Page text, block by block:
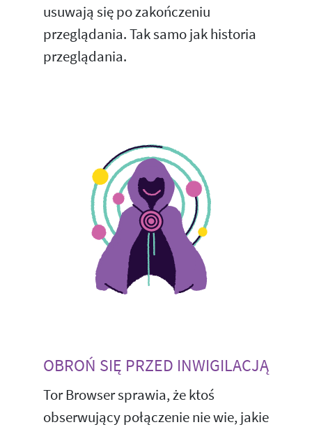
usuwają się po zakończeniu
przeglądania. Tak samo jak historia
przeglądania.
OBROŃ SIĘ PRZED INWIGILACJĄ
Tor Browser sprawia, że ktoś
obserwujący połączenie nie wie, jakie